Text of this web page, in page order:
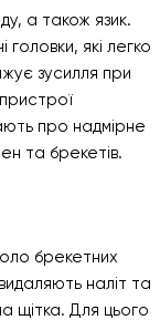
а також язик.
головки, які легко
зусилля при
про надмірне
та брекетів.
брекетних
наліт та
щітка. Для цього